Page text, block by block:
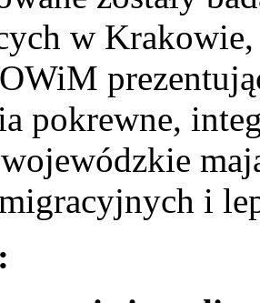
w
pokrewne,
i